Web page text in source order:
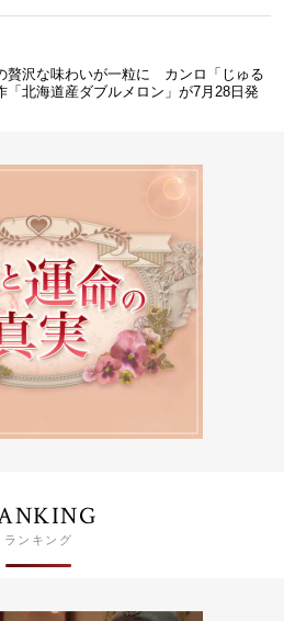
贅沢な味わいが一粒に カンロ「じゅる
「北海道産ダブルメロン」が7月28日発
ランキング